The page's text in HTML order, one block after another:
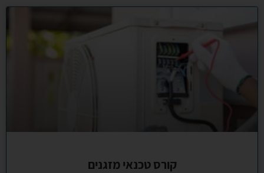
קורס טכנאי מזגנים